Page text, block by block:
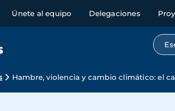
Únete al equipo Delegaciones
Hambre, violencia y cambio climático: el